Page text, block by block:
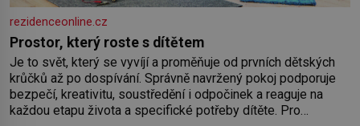
rezidenceonline.cz
Prostor, který roste s dítětem
Je to svět, který se vyvíjí a proměňuje od prvních dětských
krůčků až po dospívání. Správně navržený pokoj podporuje
bezpečí, kreativitu, soustředění i odpočinek a reaguje na
každou etapu života a specifické potřeby dítěte. Pro